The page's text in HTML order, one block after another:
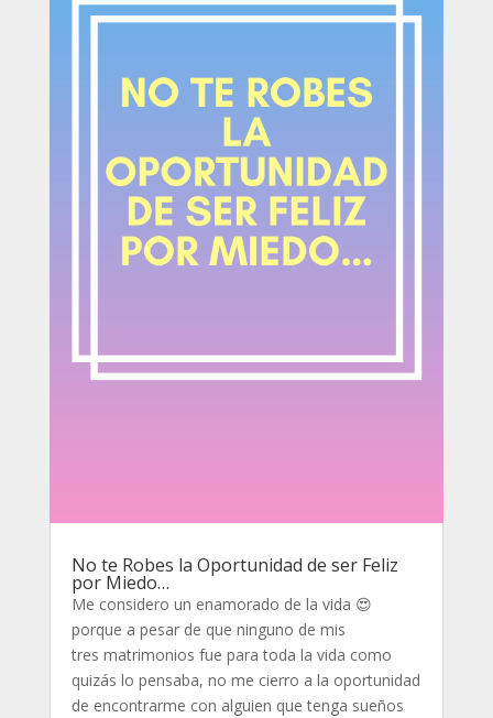
No te Robes la Oportunidad de ser Feliz
por Miedo…
Me considero un enamorado de la vida 😍
porque a pesar de que ninguno de mis
tres matrimonios fue para toda la vida como
quizás lo pensaba, no me cierro a la oportunidad
de encontrarme con alguien que tenga sueños